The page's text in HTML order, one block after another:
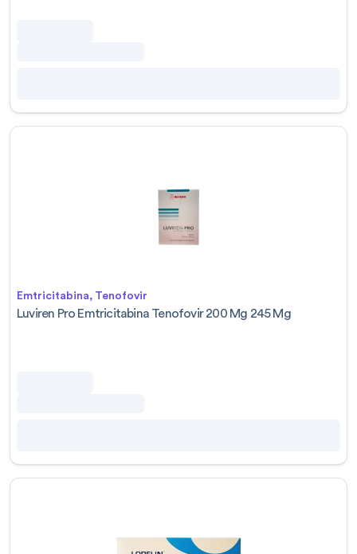
Emtricitabina, Tenofovir
Luviren Pro Emtricitabina Tenofovir 200 Mg 245 Mg